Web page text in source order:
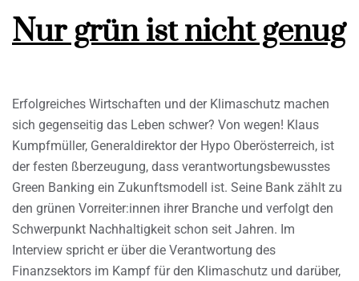
Nur grün ist nicht genug
Erfolgreiches Wirtschaften und der Klimaschutz machen
sich gegenseitig das Leben schwer? Von wegen! Klaus
Kumpfmüller, Generaldirektor der Hypo Oberösterreich, ist
der festen ßberzeugung, dass verantwortungsbewusstes
Green Banking ein Zukunftsmodell ist. Seine Bank zählt zu
den grünen Vorreiter:innen ihrer Branche und verfolgt den
Schwerpunkt Nachhaltigkeit schon seit Jahren. Im
Interview spricht er über die Verantwortung des
Finanzsektors im Kampf für den Klimaschutz und darüber,